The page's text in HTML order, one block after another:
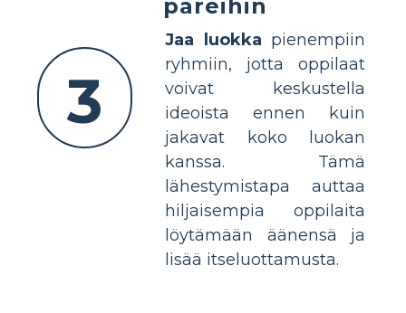
3
pareihin
Jaa luokka pienempiin
ryhmiin, jotta oppilaat
voivat keskustella
ideoista ennen kuin
jakavat koko luokan
kanssa. Tämä
lähestymistapa auttaa
hiljaisempia oppilaita
löytämään äänensä ja
lisää itseluottamusta.